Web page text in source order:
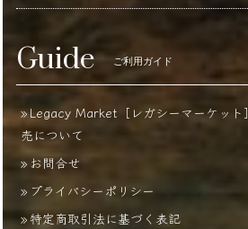
Guide ご利用ガイド
Legacy Market［レガシーマーケット
売について
お問合せ
プライバシーポリシー
特定商取引法に基づく表記